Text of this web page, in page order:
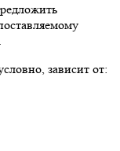
зависит от: